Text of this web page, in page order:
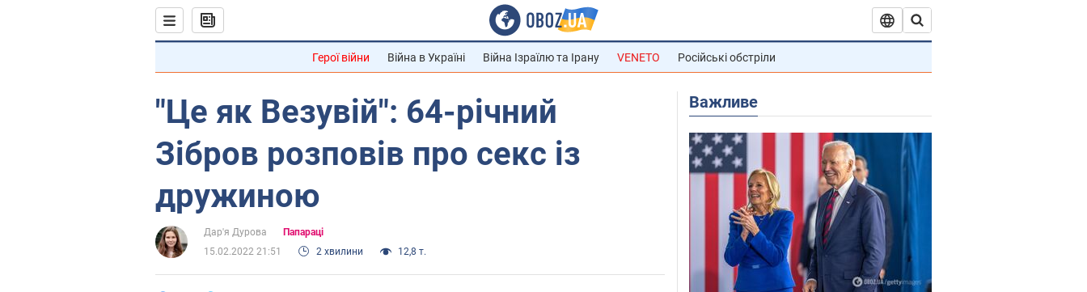
Герої війни Війна в Україні Війна Ізраїлю та Ірану VENETO Російські обстріли
"Це як Везувій": 64-річний
Зібров розповів про секс із
дружиною
Дар'я Дурова
Папараці
15.02.2022 21:51
2 хвилини 12,8 т.
Важливе